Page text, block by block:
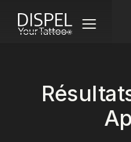
TARIFS
TECHNOLOGIE